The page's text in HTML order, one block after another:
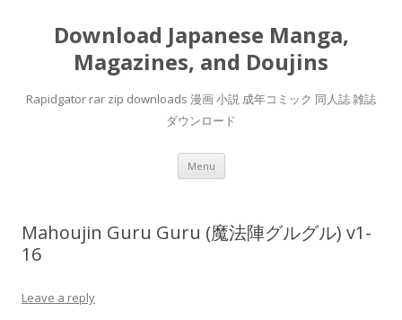
Download Japanese Manga,
Magazines, and Doujins
Rapidgator rar zip downloads 漫画 小説 成年コミック 同人誌 雑誌
ダウンロード
Menu Skip
content
Mahoujin Guru Guru (魔法陣グルグル) v1-
16
Leave a reply